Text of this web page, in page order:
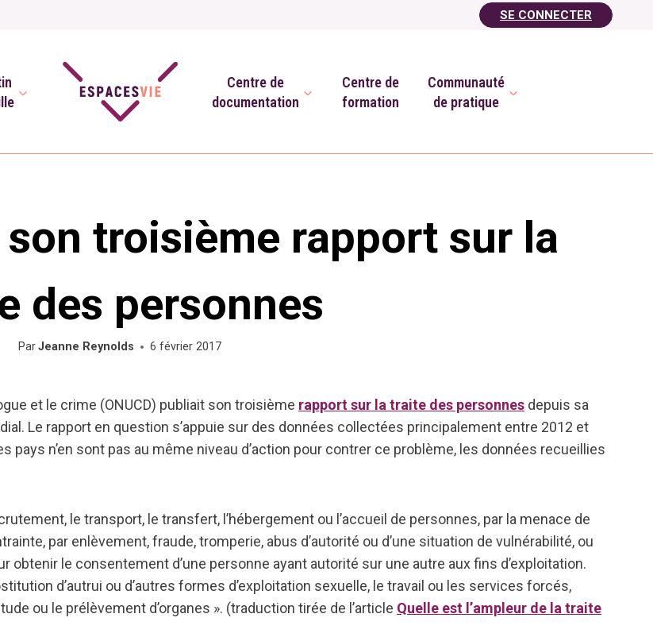
SE CONNECTER
Centre de
documentation
Centre de
formation
Communauté
de pratique
son troisième rapport sur la
des personnes
ParJeanne Reynolds 6 février 2017
et le crime (ONUCD) publiait son troisième rapport sur la traite des personnes depuis sa
Le rapport en question s’appuie sur des données collectées principalement entre 2012 et
n’en sont pas au même niveau d’action pour contrer ce problème, les données recueillies
le transport, le transfert, l’hébergement ou l’accueil de personnes, par la menace de
par enlèvement, fraude, tromperie, abus d’autorité ou d’une situation de vulnérabilité, ou
obtenir le consentement d’une personne ayant autorité sur une autre aux fins d’exploitation.
d’autrui ou d’autres formes d’exploitation sexuelle, le travail ou les services forcés,
ou le prélèvement d’organes ». (traduction tirée de l’article Quelle est l’ampleur de la traite